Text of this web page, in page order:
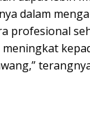
dalam
profesional